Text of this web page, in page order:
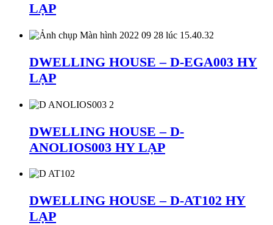
LẠP
DWELLING HOUSE – D-EGA003 HY
LẠP
DWELLING HOUSE – D-
ANOLIOS003 HY LẠP
DWELLING HOUSE – D-AT102 HY
LẠP